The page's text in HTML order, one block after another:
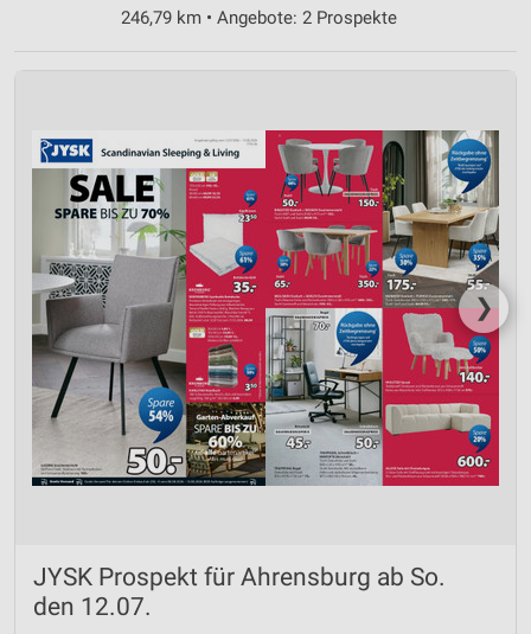
246,79 km • Angebote: 2 Prospekte
❯
JYSK Prospekt für Ahrensburg ab So.
den 12.07.